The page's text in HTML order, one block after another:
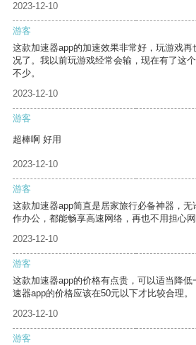
2023-12-10
游客
这款加速器app的加速效果非常好，玩游戏
况了。我以前玩游戏经常会输，现在有了这
不少。
2023-12-10
游客
超棒啊 好用
2023-12-10
游客
这款加速器app简直是居家旅行必备神器，
作办公，都能畅享高速网络，再也不用担心网
2023-12-10
游客
这款加速器app的价格有点贵，可以适当降
速器app的价格应该在50元以下才比较合理。
2023-12-10
游客